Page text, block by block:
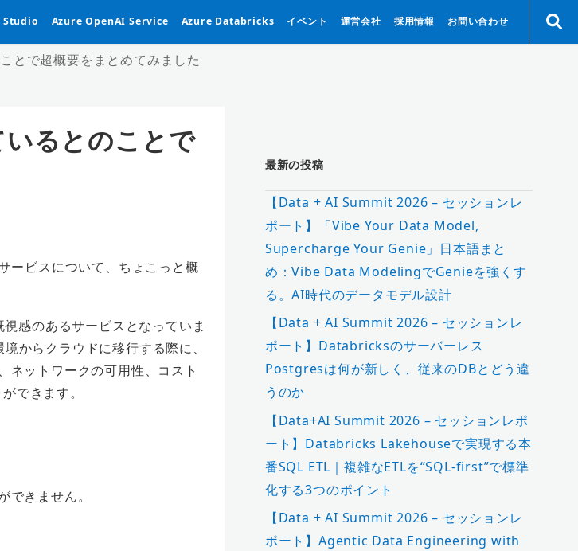
Studio Azure OpenAI Service Azure Databricks イベント 運営会社 採用情報 お問い合わせ
とで超概要をまとめてみました
るとのことで
ービスについて、ちょこっと概
感のあるサービスとなっていま
からクラウドに移行する際に、
ネットワークの可用性、コスト
できます。
きません。
最新の投稿
【Data + AI Summit 2026 – セッションレ
ポート】「Vibe Your Data Model,
Supercharge Your Genie」日本語まと
め：Vibe Data ModelingでGenieを強くす
る。AI時代のデータモデル設計
【Data + AI Summit 2026 – セッションレ
ポート】Databricksのサーバーレス
Postgresは何が新しく、従来のDBとどう違
うのか
【Data+AI Summit 2026 – セッションレポ
ート】Databricks Lakehouseで実現する本
番SQL ETL｜複雑なETLを“SQL-first”で標準
化する3つのポイント
【Data + AI Summit 2026 – セッションレ
ポート】Agentic Data Engineering with